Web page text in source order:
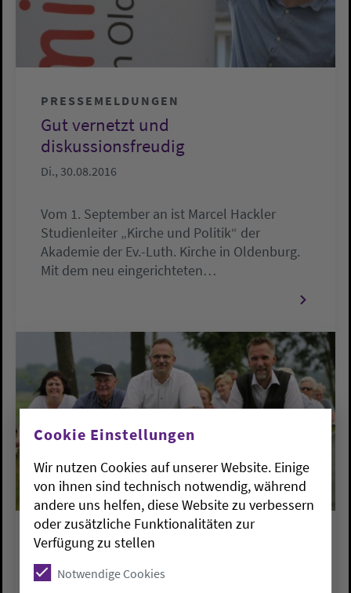
PRESSEMELDUNGEN
Gut vernetzt und
diskussionsfreudig
Di., 30.08.2016
Vom 1. September an ist Marcel Hackler
Studienleiter „Kirche und Politik“ der
Akademie der Ev.-Luth. Kirche in Oldenburg.
Mit dem neu eingerichteten…
PRESSEMELDUNGEN
Landschaft und Musik näher
Cookie Einstellungen
Wir nutzen Cookies auf unserer Website. Einige
von ihnen sind technisch notwendig, während
andere uns helfen, diese Website zu verbessern
oder zusätzliche Funktionalitäten zur
Verfügung zu stellen
Notwendige Cookies